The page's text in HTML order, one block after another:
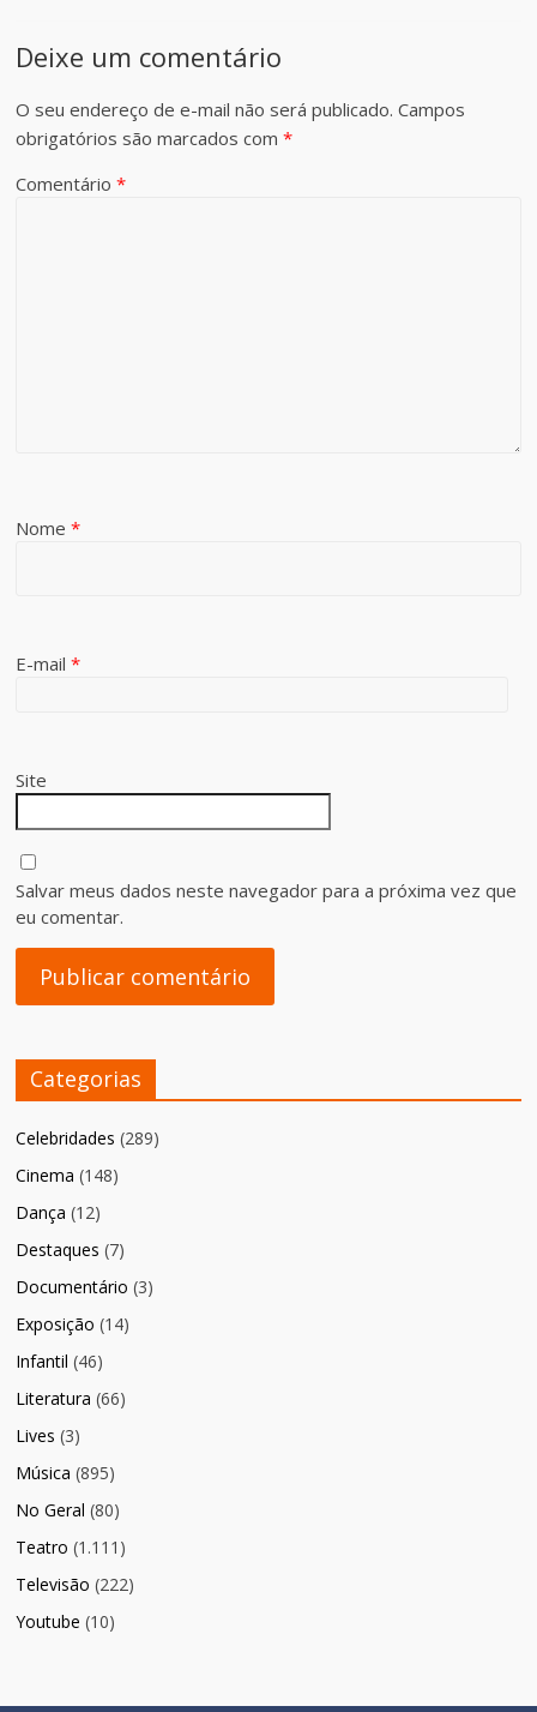
Deixe um comentário
O seu endereço de e-mail não será publicado. Campos
obrigatórios são marcados com*
Comentário*
Nome*
E-mail*
Site
Salvar meus dados neste navegador para a próxima vez que
eu comentar.
Categorias
Celebridades (289)
Cinema (148)
Dança (12)
Destaques (7)
Documentário (3)
Exposição (14)
Infantil (46)
Literatura (66)
Lives (3)
Música (895)
No Geral (80)
Teatro (1.111)
Televisão (222)
Youtube (10)